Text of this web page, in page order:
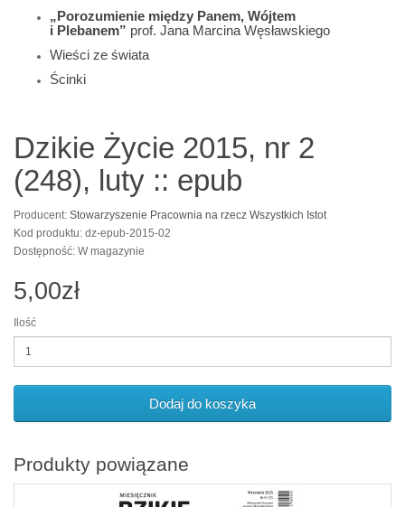
„Porozumienie między Panem, Wójtem
i Plebanem” prof. Jana Marcina Węsławskiego
Wieści ze świata
Ścinki
Dzikie Życie 2015, nr 2
(248), luty :: epub
Producent: Stowarzyszenie Pracownia na rzecz Wszystkich Istot
Kod produktu: dz-epub-2015-02
Dostępność: W magazynie
5,00zł
Ilość
Dodaj do koszyka
Produkty powiązane